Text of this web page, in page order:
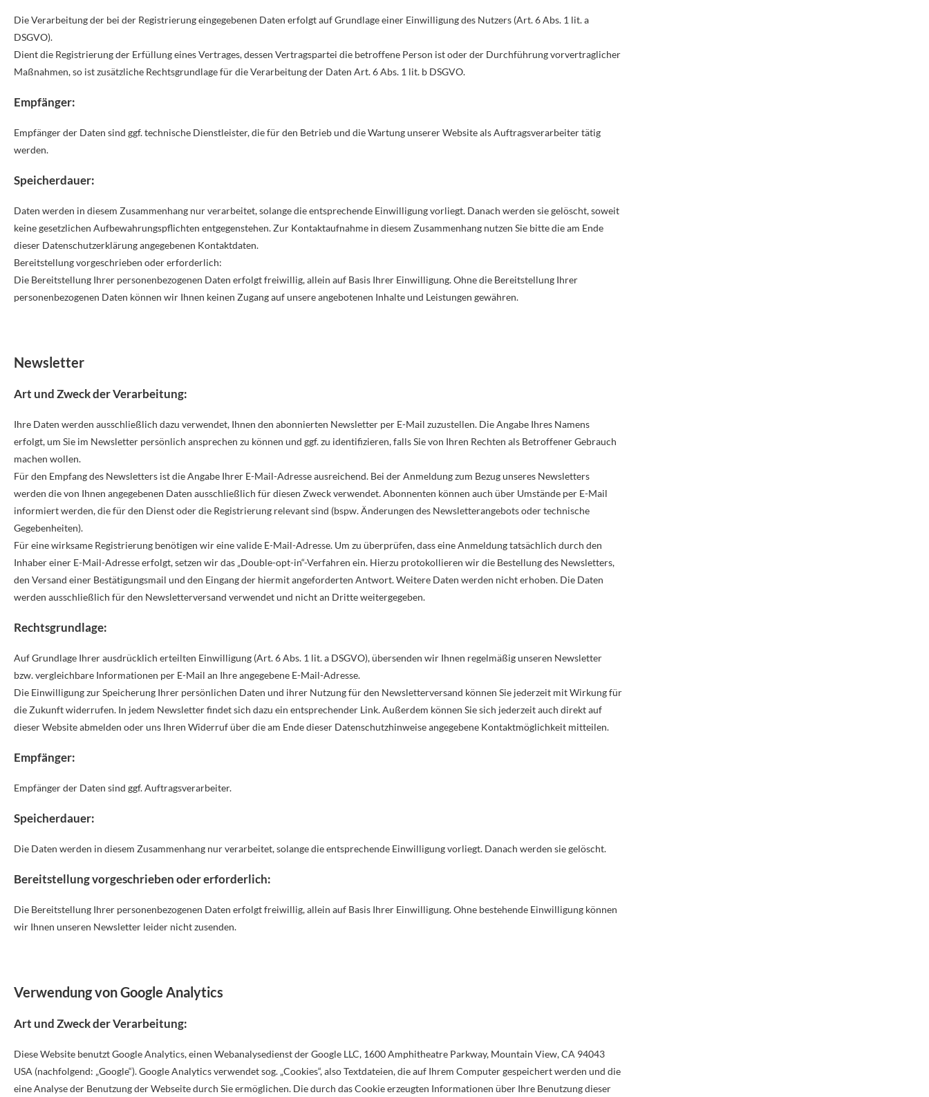
Die Verarbeitung der bei der Registrierung eingegebenen Daten erfolgt auf Grundlage einer Einwilligung des Nutzers (Art. 6 Abs. 1 lit. a
DSGVO).
Dient die Registrierung der Erfüllung eines Vertrages, dessen Vertragspartei die betroffene Person ist oder der Durchführung vorvertraglicher
Maßnahmen, so ist zusätzliche Rechtsgrundlage für die Verarbeitung der Daten Art. 6 Abs. 1 lit. b DSGVO.
Empfänger:
Empfänger der Daten sind ggf. technische Dienstleister, die für den Betrieb und die Wartung unserer Website als Auftragsverarbeiter tätig
werden.
Speicherdauer:
Daten werden in diesem Zusammenhang nur verarbeitet, solange die entsprechende Einwilligung vorliegt. Danach werden sie gelöscht, soweit
keine gesetzlichen Aufbewahrungspflichten entgegenstehen. Zur Kontaktaufnahme in diesem Zusammenhang nutzen Sie bitte die am Ende
dieser Datenschutzerklärung angegebenen Kontaktdaten.
Bereitstellung vorgeschrieben oder erforderlich:
Die Bereitstellung Ihrer personenbezogenen Daten erfolgt freiwillig, allein auf Basis Ihrer Einwilligung. Ohne die Bereitstellung Ihrer
personenbezogenen Daten können wir Ihnen keinen Zugang auf unsere angebotenen Inhalte und Leistungen gewähren.
Newsletter
Art und Zweck der Verarbeitung:
Ihre Daten werden ausschließlich dazu verwendet, Ihnen den abonnierten Newsletter per E-Mail zuzustellen. Die Angabe Ihres Namens
erfolgt, um Sie im Newsletter persönlich ansprechen zu können und ggf. zu identifizieren, falls Sie von Ihren Rechten als Betroffener Gebrauch
machen wollen.
Für den Empfang des Newsletters ist die Angabe Ihrer E-Mail-Adresse ausreichend. Bei der Anmeldung zum Bezug unseres Newsletters
werden die von Ihnen angegebenen Daten ausschließlich für diesen Zweck verwendet. Abonnenten können auch über Umstände per E-Mail
informiert werden, die für den Dienst oder die Registrierung relevant sind (bspw. Änderungen des Newsletterangebots oder technische
Gegebenheiten).
Für eine wirksame Registrierung benötigen wir eine valide E-Mail-Adresse. Um zu überprüfen, dass eine Anmeldung tatsächlich durch den
Inhaber einer E-Mail-Adresse erfolgt, setzen wir das „Double-opt-in“-Verfahren ein. Hierzu protokollieren wir die Bestellung des Newsletters,
den Versand einer Bestätigungsmail und den Eingang der hiermit angeforderten Antwort. Weitere Daten werden nicht erhoben. Die Daten
werden ausschließlich für den Newsletterversand verwendet und nicht an Dritte weitergegeben.
Rechtsgrundlage:
Auf Grundlage Ihrer ausdrücklich erteilten Einwilligung (Art. 6 Abs. 1 lit. a DSGVO), übersenden wir Ihnen regelmäßig unseren Newsletter
bzw. vergleichbare Informationen per E-Mail an Ihre angegebene E-Mail-Adresse.
Die Einwilligung zur Speicherung Ihrer persönlichen Daten und ihrer Nutzung für den Newsletterversand können Sie jederzeit mit Wirkung für
die Zukunft widerrufen. In jedem Newsletter findet sich dazu ein entsprechender Link. Außerdem können Sie sich jederzeit auch direkt auf
dieser Website abmelden oder uns Ihren Widerruf über die am Ende dieser Datenschutzhinweise angegebene Kontaktmöglichkeit mitteilen.
Empfänger:
Empfänger der Daten sind ggf. Auftragsverarbeiter.
Speicherdauer:
Die Daten werden in diesem Zusammenhang nur verarbeitet, solange die entsprechende Einwilligung vorliegt. Danach werden sie gelöscht.
Bereitstellung vorgeschrieben oder erforderlich:
Die Bereitstellung Ihrer personenbezogenen Daten erfolgt freiwillig, allein auf Basis Ihrer Einwilligung. Ohne bestehende Einwilligung können
wir Ihnen unseren Newsletter leider nicht zusenden.
Verwendung von Google Analytics
Art und Zweck der Verarbeitung:
Diese Website benutzt Google Analytics, einen Webanalysedienst der Google LLC, 1600 Amphitheatre Parkway, Mountain View, CA 94043
USA (nachfolgend: „Google“). Google Analytics verwendet sog. „Cookies“, also Textdateien, die auf Ihrem Computer gespeichert werden und die
eine Analyse der Benutzung der Webseite durch Sie ermöglichen. Die durch das Cookie erzeugten Informationen über Ihre Benutzung dieser